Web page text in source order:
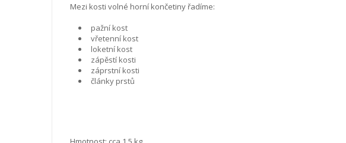
Mezi kosti volné horní končetiny řadíme:
pažní kost
vřetenní kost
loketní kost
zápěstí kosti
záprstní kosti
články prstů